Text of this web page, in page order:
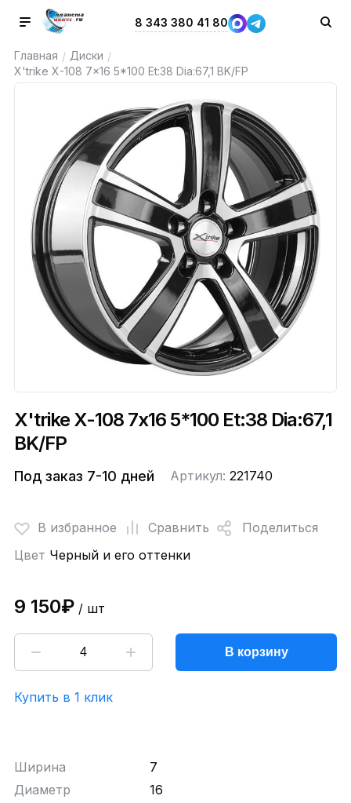
8 343 380 41 80
Главная / Диски /
X'trike X-108 7x16 5*100 Et:38 Dia:67,1 BK/FP
X'trike X-108 7x16 5*100 Et:38 Dia:67,1
BK/FP
Под заказ 7-10 дней Артикул: 221740
В избранное Сравнить
Поделиться
Цвет Черный и его оттенки
9 150₽/ шт
В корзину
Купить в 1 клик
Ширина
7
Диаметр
16